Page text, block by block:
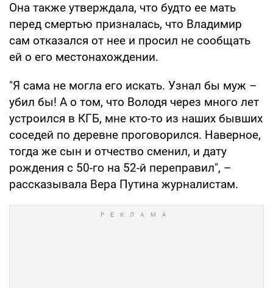
Она также утверждала, что будто ее мать
перед смертью призналась, что Владимир
сам отказался от нее и просил не сообщать
ей о его местонахождении.
"Я сама не могла его искать. Узнал бы муж –
убил бы! А о том, что Володя через много лет
устроился в КГБ, мне кто-то из наших бывших
соседей по деревне проговорился. Наверное,
тогда же сын и отчество сменил, и дату
рождения с 50-го на 52-й переправил", –
рассказывала Вера Путина журналистам.